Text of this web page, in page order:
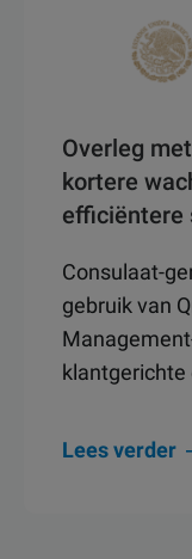
Overleg
kortere
efficiëntere
Consulaat-
gebruik van
klantgerichte
Lees verder